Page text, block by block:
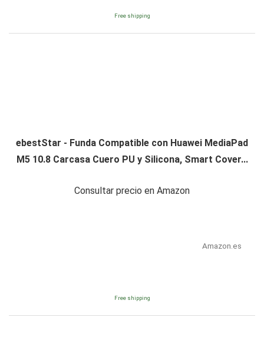
Free shipping
ebestStar - Funda Compatible con Huawei MediaPad
M5 10.8 Carcasa Cuero PU y Silicona, Smart Cover...
Consultar precio en Amazon
Amazon.es
Free shipping